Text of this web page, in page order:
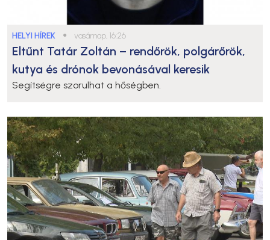
HELYI HÍREK ● vasárnap, 16:26
Eltűnt Tatár Zoltán – rendőrök, polgárőrök,
kutya és drónok bevonásával keresik
Segítségre szorulhat a hőségben.